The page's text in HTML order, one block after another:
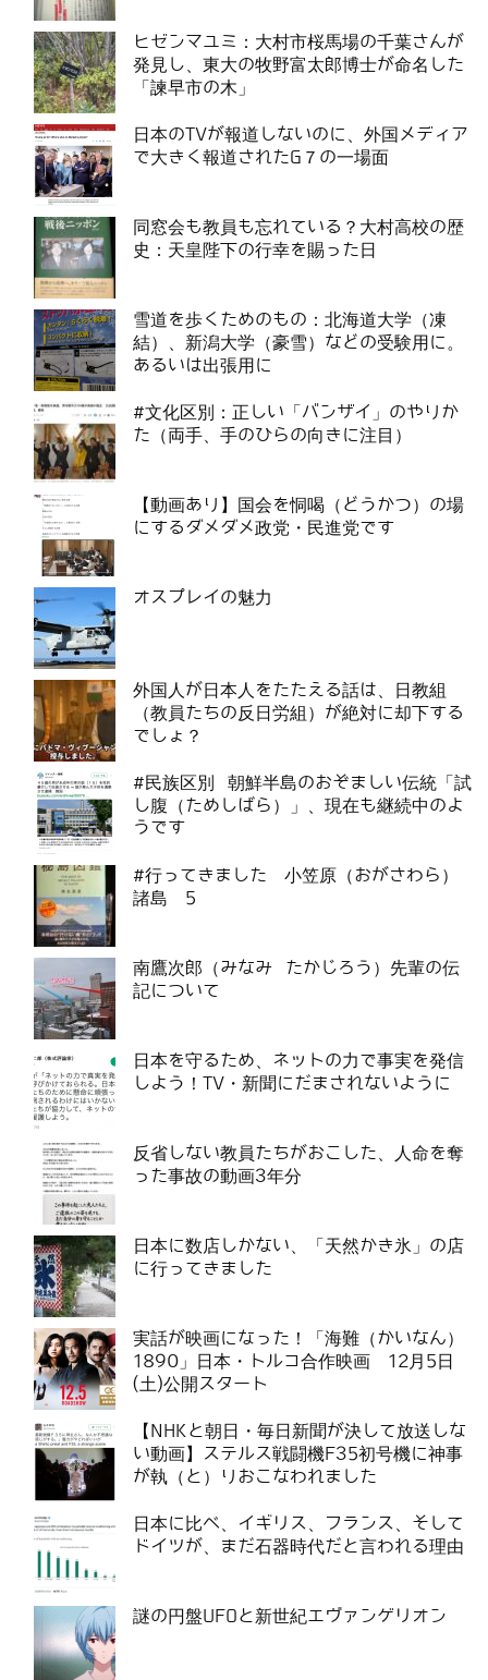
ヒゼンマユミ：大村市桜馬場の千葉さんが
発見し、東大の牧野富太郎博士が命名した
「諫早市の木」
日本のTVが報道しないのに、外国メディア
で大きく報道されたG７の一場面
同窓会も教員も忘れている？大村高校の歴
史：天皇陛下の行幸を賜った日
雪道を歩くためのもの：北海道大学（凍
結）、新潟大学（豪雪）などの受験用に。
あるいは出張用に
#文化区別：正しい「バンザイ」のやりか
た（両手、手のひらの向きに注目）
【動画あり】国会を恫喝（どうかつ）の場
にするダメダメ政党・民進党です
オスプレイの魅力
外国人が日本人をたたえる話は、日教組
（教員たちの反日労組）が絶対に却下する
でしょ？
#民族区別 朝鮮半島のおぞましい伝統「試
し腹（ためしばら）」、現在も継続中のよ
うです
#行ってきました 小笠原（おがさわら）
諸島 5
南鷹次郎（みなみ たかじろう）先輩の伝
記について
日本を守るため、ネットの力で事実を発信
しよう！TV・新聞にだまされないように
反省しない教員たちがおこした、人命を奪
った事故の動画3年分
日本に数店しかない、「天然かき氷」の店
に行ってきました
実話が映画になった！「海難（かいなん）
1890」日本・トルコ合作映画 12月5日
(土)公開スタート
【NHKと朝日・毎日新聞が決して放送しな
い動画】ステルス戦闘機F35初号機に神事
が執（と）りおこなわれました
日本に比べ、イギリス、フランス、そして
ドイツが、まだ石器時代だと言われる理由
謎の円盤UFOと新世紀エヴァンゲリオン